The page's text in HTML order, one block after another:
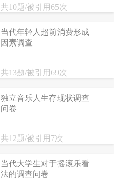
共10题/被引用65次
当代年轻人超前消费形成
因素调查
共13题/被引用69次
独立音乐人生存现状调查
问卷
共12题/被引用7次
当代大学生对于摇滚乐看
法的调查问卷